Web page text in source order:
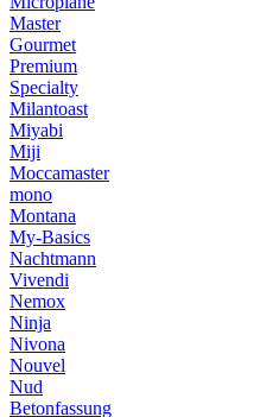
Master
Gourmet
Premium
Specialty
Milantoast
Miyabi
Miji
Moccamaster
mono
Montana
My-Basics
Nachtmann
Vivendi
Nemox
Ninja
Nivona
Nouvel
Nud
Betonfassung